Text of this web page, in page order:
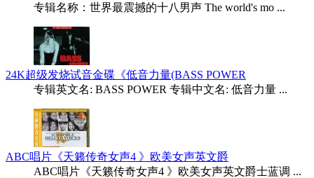
专辑名称：世界最震撼的十八男声 The world's mo ...
24K超级发烧试音金碟《低音力量(BASS POWER
专辑英文名: BASS POWER 专辑中文名: 低音力量 ...
ABC唱片《天籁传奇女声4 》欧美女声英文爵
ABC唱片《天籁传奇女声4 》欧美女声英文爵士蓝调 ...